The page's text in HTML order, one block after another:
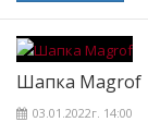
Шапка Magrof
03.01.2022г. 14:00